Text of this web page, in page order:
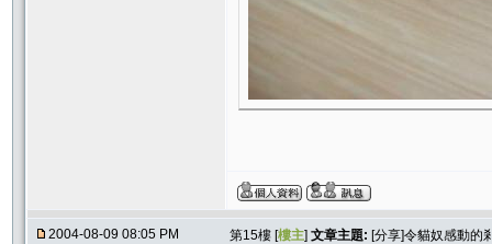
2004-08-09 08:05 PM 第15樓 [樓主] 文章主題: [分享]令貓奴感動的